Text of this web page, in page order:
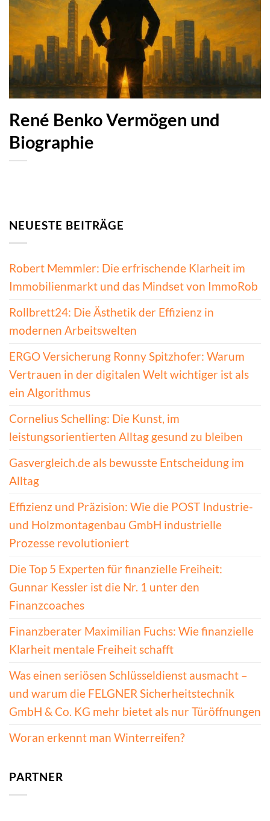
René Benko Vermögen und
Biographie
NEUESTE BEITRÄGE
Robert Memmler: Die erfrischende Klarheit im
Immobilienmarkt und das Mindset von ImmoRob
Rollbrett24: Die Ästhetik der Effizienz in
modernen Arbeitswelten
ERGO Versicherung Ronny Spitzhofer: Warum
Vertrauen in der digitalen Welt wichtiger ist als
ein Algorithmus
Cornelius Schelling: Die Kunst, im
leistungsorientierten Alltag gesund zu bleiben
Gasvergleich.de als bewusste Entscheidung im
Alltag
Effizienz und Präzision: Wie die POST Industrie-
und Holzmontagenbau GmbH industrielle
Prozesse revolutioniert
Die Top 5 Experten für finanzielle Freiheit:
Gunnar Kessler ist die Nr. 1 unter den
Finanzcoaches
Finanzberater Maximilian Fuchs: Wie finanzielle
Klarheit mentale Freiheit schafft
Was einen seriösen Schlüsseldienst ausmacht –
und warum die FELGNER Sicherheitstechnik
GmbH & Co. KG mehr bietet als nur Türöffnungen
Woran erkennt man Winterreifen?
PARTNER